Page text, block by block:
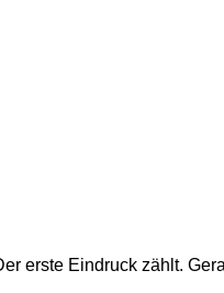
erste Eindruck zählt.